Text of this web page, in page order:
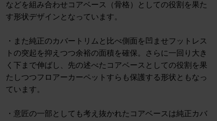
などを組み合わせコアベース（骨格）としての役割を果た
す形状デザインとなっています。
・また純正のカバートリムと比べ側面を凹ませフットレス
トの突起を抑えつつ余裕の面積を確保。さらに一回り大き
く下まで伸ばし、先の述べたコアベースとしての役割を果
たしつつフロアーカーペットすらも保護する形状ともなっ
ています。
・意匠の一部としても考え抜かれたコアベースは純正カバ